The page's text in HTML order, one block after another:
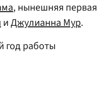
, нынешняя первая
иДжулианна Мур.
год работы